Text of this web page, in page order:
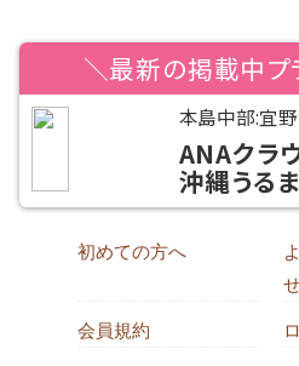
＼最新の掲載中プ
本島中部:宜野
ANAクラ
沖縄うる
初めての方へ
会員規約